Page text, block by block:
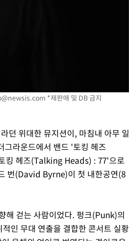
*재판매 및 DB 금지
던 위대한 뮤지션이, 마침내 아무 일
그라운드에서 밴드 '토킹 헤즈
킹 헤즈(Talking Heads) : 77'으로
번(David Byrne)이 첫 내한공연(8
해 걷는 사람이었다. 펑크(Punk)의
인 무대 연출을 결합한 콘서트 실황